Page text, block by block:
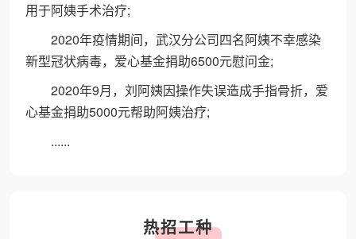
用于阿姨手术治疗;
2020年疫情期间，武汉分公司四名阿姨不幸感染
新型冠状病毒，爱心基金捐助6500元慰问金;
2020年9月，刘阿姨因操作失误造成手指骨折，爱
心基金捐助5000元帮助阿姨治疗;
......
热招工种